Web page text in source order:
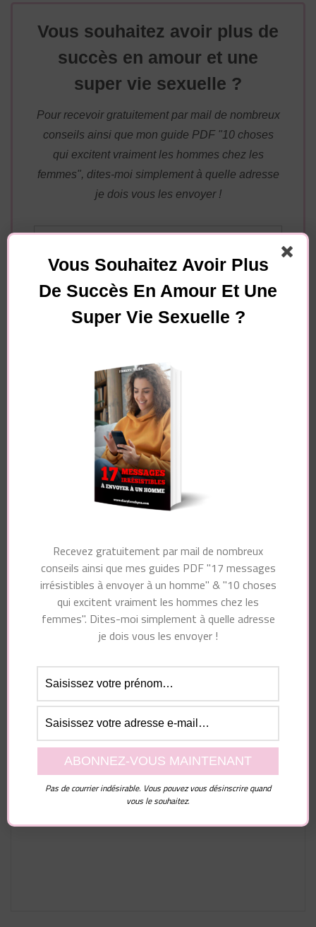
Vous souhaitez avoir plus de
succès en amour et une
super vie sexuelle ?
Pour recevoir gratuitement par mail de nombreux
conseils ainsi que mon guide PDF "10 choses
qui excitent vraiment les hommes chez les
femmes", dites-moi simplement à quelle adresse
je dois vous les envoyer !
Navigation
Article précédent
Ce qu’il ne faut
JAMAIS ACCEPTER
d’un homme au lit
Vous pourriez également aimer...
Laisser un commentaire
Votre adresse e-mail ne sera pas publiée.Les
champs obligatoires sont indiqués avec*
Commentaire
Vous Souhaitez Avoir Plus
De Succès En Amour Et Une
Super Vie Sexuelle ?
Recevez gratuitement par mail de nombreux
conseils ainsi que mes guides PDF "17 messages
irrésistibles à envoyer à un homme" & "10 choses
qui excitent vraiment les hommes chez les
femmes". Dites-moi simplement à quelle adresse
je dois vous les envoyer !
Pas de courrier indésirable. Vous pouvez vous désinscrire quand
vous le souhaitez.